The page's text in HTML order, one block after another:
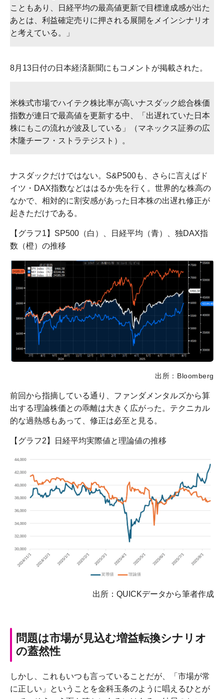
こともあり、日経平均の最高値更新で目標達成感が出た
あとは、利益確定売りに押される展開をメインシナリオ
と考えている。」
8月13日付の日本経済新聞にもコメントが掲載された。
米株式市場でハイテク株比率が高いナスダック総合株価
指数が連日で最高値を更新する中、「出遅れていた日本
株にもこの流れが波及している」（マネックス証券の広
木隆チーフ・ストラテジスト）。
ナスダックだけではない。S&P500も、さらに言えばド
イツ・DAX指数などははるか先を行く。世界的な株高の
なかで、相対的に割安感があった日本株の出遅れ修正が
起きただけである。
【グラフ1】SP500（白）、日経平均（青）、独DAX指
数（橙）の推移
出所：Bloomberg
前回から指摘している通り、ファンダメンタルズから算
出する理論株価との乖離は大きく広がった。テクニカル
的な過熱感もあって、修正は必至と見る。
【グラフ2】日経平均実際値と理論値の推移
出所：QUICKデータから筆者作成
問題は市場が見込む増益転換シナリオ
の蓋然性
しかし、これもいつも言っていることだが、「市場が常
に正しい」ということを金科玉条のように唱えるひとが